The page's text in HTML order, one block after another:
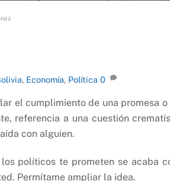
, Economía, Política 0
el cumplimiento de una promesa
referencia a una cuestión
con alguien.
políticos te prometen se acaba
Permítame ampliar la idea.